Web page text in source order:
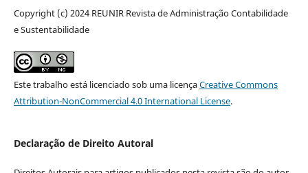
Copyright (c) 2024 REUNIR Revista de Administração Contabilidade
e Sustentabilidade
Este trabalho está licenciado sob uma licençaCreative Commons
Attribution-NonCommercial 4.0 International License.
Declaração de Direito Autoral